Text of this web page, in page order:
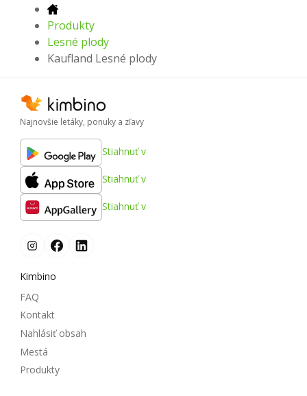
Produkty
Lesné plody
Kaufland Lesné plody
Najnovšie letáky, ponuky a zľavy
Stiahnuť v
Stiahnuť v
Stiahnuť v
Kimbino
FAQ
Kontakt
Nahlásiť obsah
Mestá
Produkty